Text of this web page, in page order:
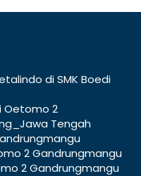
di SMK Boedi
Oetomo 2
Tengah
2 Gandrungmangu
2 Gandrungmangu